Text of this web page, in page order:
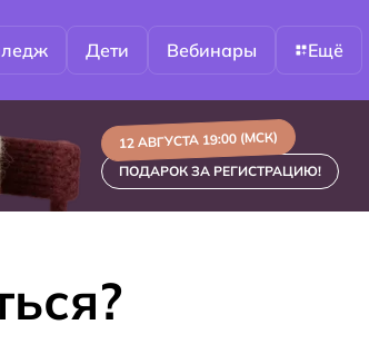
Дети Вебинары Ещё
12 АВГУСТА 19:00 (МСК)
ПОДАРОК ЗА РЕГИСТРАЦИЮ!